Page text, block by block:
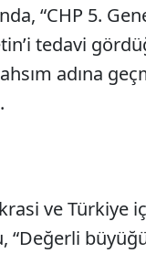
“CHP 5.
tedavi
adına
ve Türkiye